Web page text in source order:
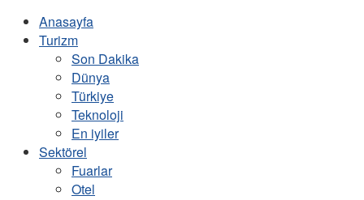
Anasayfa
Turizm
Son Dakika
Dünya
Türkiye
Teknoloji
En iyiler
Sektörel
Fuarlar
Otel